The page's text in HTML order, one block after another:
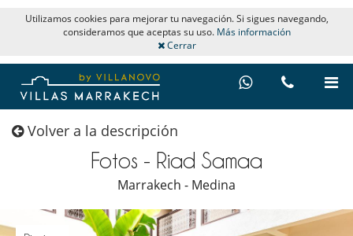
Utilizamos cookies para mejorar tu navegación. Si sigues navegando,
consideramos que aceptas su uso. Más información
Cerrar
Volver a la descripción
Fotos - Riad Samaa
Marrakech - Medina